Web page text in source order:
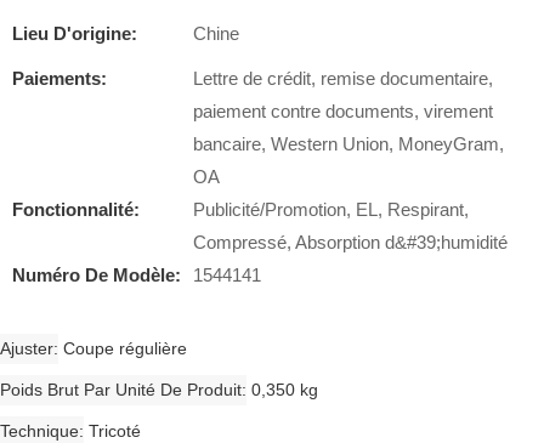
Lieu D'origine: Chine
Paiements:
Lettre de crédit, remise documentaire,
paiement contre documents, virement
bancaire, Western Union, MoneyGram,
OA
Fonctionnalité:
Publicité/Promotion, EL, Respirant,
Compressé, Absorption d&#39;humidité
Numéro De Modèle:
1544141
Ajuster Coupe régulière
Poids Brut Par Unité De Produit 0,350 kg
Technique Tricoté